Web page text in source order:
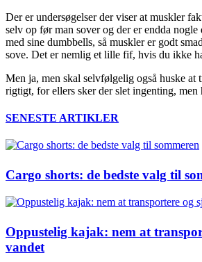
Der er undersøgelser der viser at muskler
selv op før man sover og der er endda
med sine dumbbells, så muskler er godt
sove. Det er nemlig et lille fif, hvis du ikke
Men ja, men skal selvfølgelig også huske at
rigtigt, for ellers sker der slet ingenting, men
SENESTE ARTIKLER
Cargo shorts: de bedste valg til
Oppustelig kajak: nem at
vandet